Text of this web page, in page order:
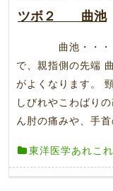
ツボ２ 曲池
曲池・・・・肘
で、親指側の先端
がよくなります。
しびれやこわばり
ん肘の痛みや、手
東洋医学あれこ